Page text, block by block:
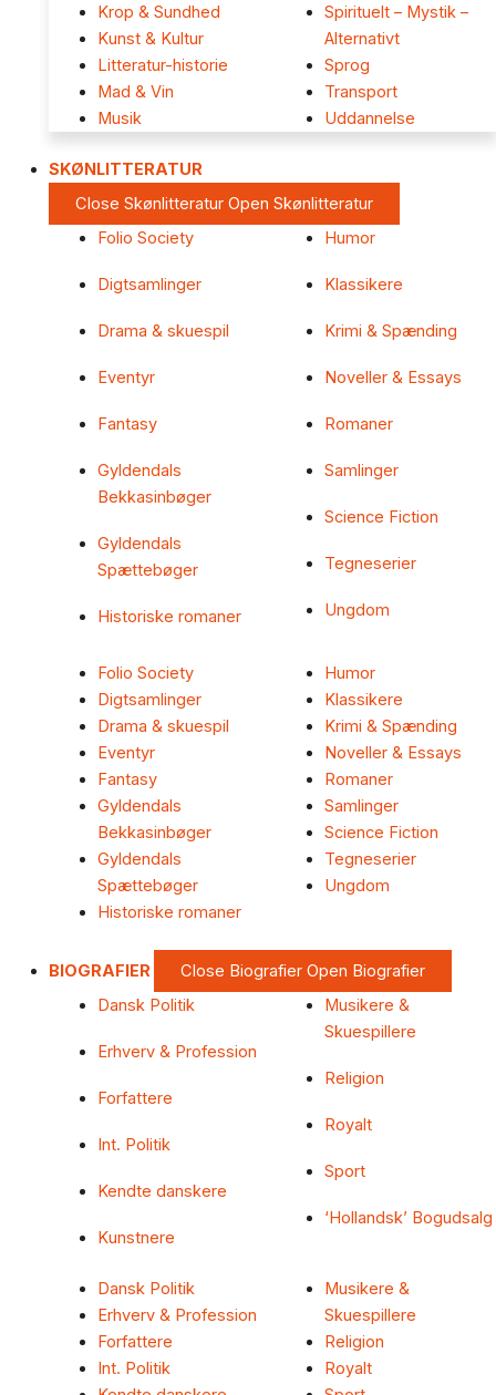
Krop & Sundhed
Kunst & Kultur
Litteratur-historie
Mad & Vin
Musik
Spirituelt – Mystik –
Alternativt
Sprog
Transport
Uddannelse
SKØNLITTERATUR
Close Skønlitteratur Open Skønlitteratur
Folio Society
Digtsamlinger
Drama & skuespil
Eventyr
Fantasy
Gyldendals
Bekkasinbøger
Gyldendals
Spættebøger
Historiske romaner
Humor
Klassikere
Krimi & Spænding
Noveller & Essays
Romaner
Samlinger
Science Fiction
Tegneserier
Ungdom
Folio Society
Digtsamlinger
Drama & skuespil
Eventyr
Fantasy
Gyldendals
Bekkasinbøger
Gyldendals
Spættebøger
Historiske romaner
Humor
Klassikere
Krimi & Spænding
Noveller & Essays
Romaner
Samlinger
Science Fiction
Tegneserier
Ungdom
BIOGRAFIER Close Biografier Open Biografier
Dansk Politik
Erhverv & Profession
Forfattere
Int. Politik
Kendte danskere
Kunstnere
Musikere &
Skuespillere
Religion
Royalt
Sport
‘Hollandsk’ Bogudsalg
Dansk Politik
Erhverv & Profession
Forfattere
Int. Politik
Musikere &
Skuespillere
Religion
Royalt